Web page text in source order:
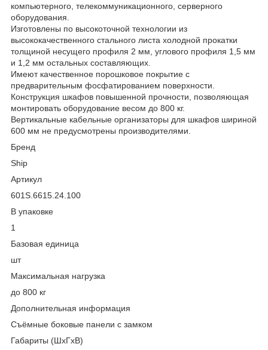
компьютерного, телекоммуникационного, серверного
оборудования.
Изготовлены по высокоточной технологии из
высококачественного стального листа холодной прокатки
толщиной несущего профиля 2 мм, углового профиля 1,5 мм
и 1,2 мм остальных составляющих.
Имеют качественное порошковое покрытие с
предварительным фосфатированием поверхности.
Конструкция шкафов повышенной прочности, позволяющая
монтировать оборудование весом до 800 кг.
Вертикальные кабельные организаторы для шкафов шириной
600 мм не предусмотрены производителями.
Бренд
Ship
Артикул
601S.6615.24.100
В упаковке
1
Базовая единица
шт
Максимальная нагрузка
до 800 кг
Дополнительная информация
Съёмные боковые панели с замком
Габариты (ШхГхВ)